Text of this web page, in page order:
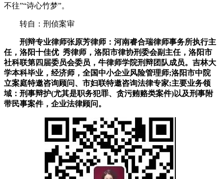
不往”“诗心竹梦”。
转自：刑侦案审
刑辩专业律师张原芳律师：河南睿合瑞律师事务所执行主
任，洛阳十佳优 秀律师，洛阳市律协刑委会副主任，洛阳市
社科联第四届委员会委员，牛律师学院刑辩团队成员。吉林大
学本科毕业，经济师，全国中小企业风险管理师;洛阳市中院
立案庭特邀咨询顾问、市妇联特邀咨询法律专家;主要业务领
域：刑事辩护(尤其是职务犯罪、贪污贿赂类案件)以及刑事附
带民事案件，企业法律顾问。